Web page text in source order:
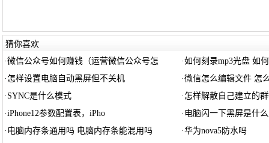
猜你喜欢
·微信公众号如何赚钱（运营微信公众号怎 ·如何刻录mp3光盘 如
· 怎样设置电脑自动黑屏但不关机 ·微信怎么编辑文件 怎
· SYNC是什么模式 · 怎样解散自己建立的
·iPhone12参数配置表，iPho · 电脑闪一下黑屏是什
· 电脑内存条通用吗 电脑内存条能混用吗 ·华为nova5防水吗